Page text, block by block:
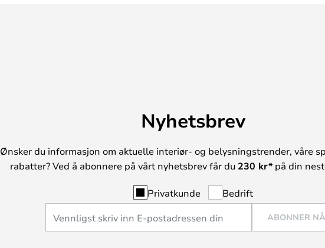
Nyhetsbrev
Ønsker du informasjon om aktuelle interiør- og belysningstrender, våre
rabatter? Ved å abonnere på vårt nyhetsbrev får du 230 kr*på din
Privatkunde Bedrift
ABONNER NÅ